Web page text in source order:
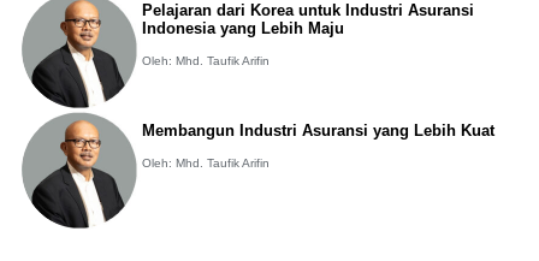
Pelajaran dari Korea untuk Industri Asuransi
Indonesia yang Lebih Maju
Oleh: Mhd. Taufik Arifin
Membangun Industri Asuransi yang Lebih Kuat
Oleh: Mhd. Taufik Arifin